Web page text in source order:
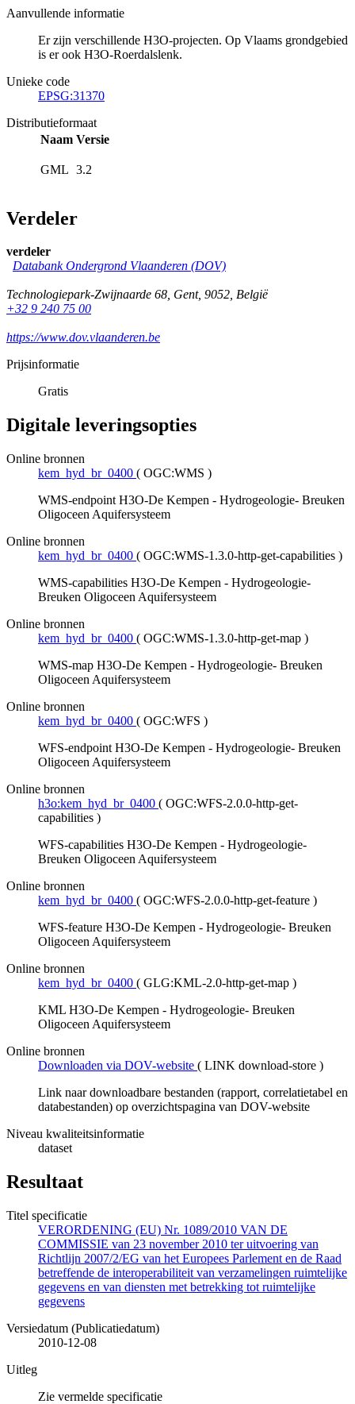
Aanvullende informatie
Er zijn verschillende H3O-projecten. Op Vlaams grondgebied
is er ook H3O-Roerdalslenk.
Unieke code
EPSG:31370
Distributieformaat
Naam Versie
GML 3.2
Verdeler
verdeler
Databank Ondergrond Vlaanderen (DOV)
Technologiepark-Zwijnaarde 68, Gent, 9052, België
+32 9 240 75 00
https://www.dov.vlaanderen.be
Prijsinformatie
Gratis
Digitale leveringsopties
Online bronnen
kem_hyd_br_0400 ( OGC:WMS )
WMS-endpoint H3O-De Kempen - Hydrogeologie- Breuken
Oligoceen Aquifersysteem
Online bronnen
kem_hyd_br_0400 ( OGC:WMS-1.3.0-http-get-capabilities )
WMS-capabilities H3O-De Kempen - Hydrogeologie-
Breuken Oligoceen Aquifersysteem
Online bronnen
kem_hyd_br_0400 ( OGC:WMS-1.3.0-http-get-map )
WMS-map H3O-De Kempen - Hydrogeologie- Breuken
Oligoceen Aquifersysteem
Online bronnen
kem_hyd_br_0400 ( OGC:WFS )
WFS-endpoint H3O-De Kempen - Hydrogeologie- Breuken
Oligoceen Aquifersysteem
Online bronnen
h3o:kem_hyd_br_0400 ( OGC:WFS-2.0.0-http-get-
capabilities )
WFS-capabilities H3O-De Kempen - Hydrogeologie-
Breuken Oligoceen Aquifersysteem
Online bronnen
kem_hyd_br_0400 ( OGC:WFS-2.0.0-http-get-feature )
WFS-feature H3O-De Kempen - Hydrogeologie- Breuken
Oligoceen Aquifersysteem
Online bronnen
kem_hyd_br_0400 ( GLG:KML-2.0-http-get-map )
KML H3O-De Kempen - Hydrogeologie- Breuken
Oligoceen Aquifersysteem
Online bronnen
Downloaden via DOV-website ( LINK download-store )
Link naar downloadbare bestanden (rapport, correlatietabel en
databestanden) op overzichtspagina van DOV-website
Niveau kwaliteitsinformatie
dataset
Resultaat
Titel specificatie
VERORDENING (EU) Nr. 1089/2010 VAN DE
COMMISSIE van 23 november 2010 ter uitvoering van
Richtlijn 2007/2/EG van het Europees Parlement en de Raad
betreffende de interoperabiliteit van verzamelingen ruimtelijke
gegevens en van diensten met betrekking tot ruimtelijke
gegevens
Versiedatum (Publicatiedatum)
2010-12-08
Uitleg
Zie vermelde specificatie